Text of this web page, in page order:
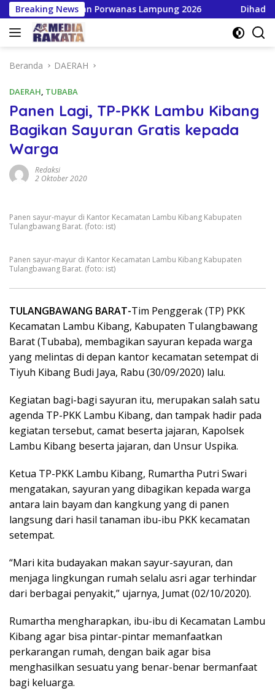
Langsung
ke
konten
Breaking News
HPN dan Porwanas Lampung 2026 Dihadiri Bupati
Beranda DAERAH
DAERAH, TUBABA
Panen Lagi, TP-PKK Lambu Kibang
Bagikan Sayuran Gratis kepada
Warga
Redaksi
2 Oktober 2020
Panen sayur-mayur di Kantor Kecamatan Lambu Kibang Kabupaten
Tulangbawang Barat. (foto: ist)
Panen sayur-mayur di Kantor Kecamatan Lambu Kibang Kabupaten
Tulangbawang Barat. (foto: ist)
TULANGBAWANG BARAT-Tim Penggerak (TP) PKK
Kecamatan Lambu Kibang, Kabupaten Tulangbawang
Barat (Tubaba), membagikan sayuran kepada warga
yang melintas di depan kantor kecamatan setempat di
Tiyuh Kibang Budi Jaya, Rabu (30/09/2020) lalu.
Kegiatan bagi-bagi sayuran itu, merupakan salah satu
agenda TP-PKK Lambu Kibang, dan tampak hadir pada
kegiatan tersebut, camat beserta jajaran, Kapolsek
Lambu Kibang beserta jajaran, dan Unsur Uspika.
Ketua TP-PKK Lambu Kibang, Rumartha Putri Swari
mengatakan, sayuran yang dibagikan kepada warga
antara lain bayam dan kangkung yang di panen
langsung dari hasil tanaman ibu-ibu PKK kecamatan
setempat.
“Mari kita budayakan makan sayur-sayuran, dan
menjaga lingkungan rumah selalu asri agar terhindar
dari berbagai penyakit,” ujarnya, Jumat (02/10/2020).
Rumartha mengharapkan, ibu-ibu di Kecamatan Lambu
Kibang agar bisa pintar-pintar memanfaatkan
perkarangan rumah, dengan baik agar bisa
menghasilkan sesuatu yang benar-benar bermanfaat
bagi keluarga.